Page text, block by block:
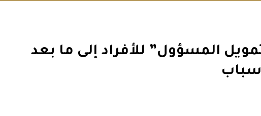
المسؤول” للأفراد إلى ما بعد